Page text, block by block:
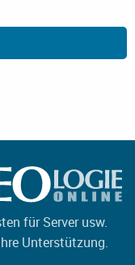
für Server usw.
Unterstützung.